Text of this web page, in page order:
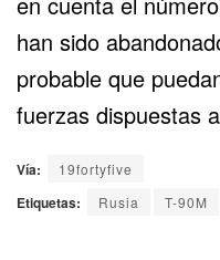
han sido
probable que
fuerzas dispuestas
Vía: 19fortyfive
Etiquetas: Rusia T-90M